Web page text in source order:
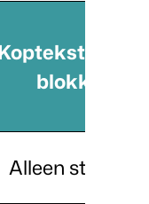
blokken
Alleen statisch